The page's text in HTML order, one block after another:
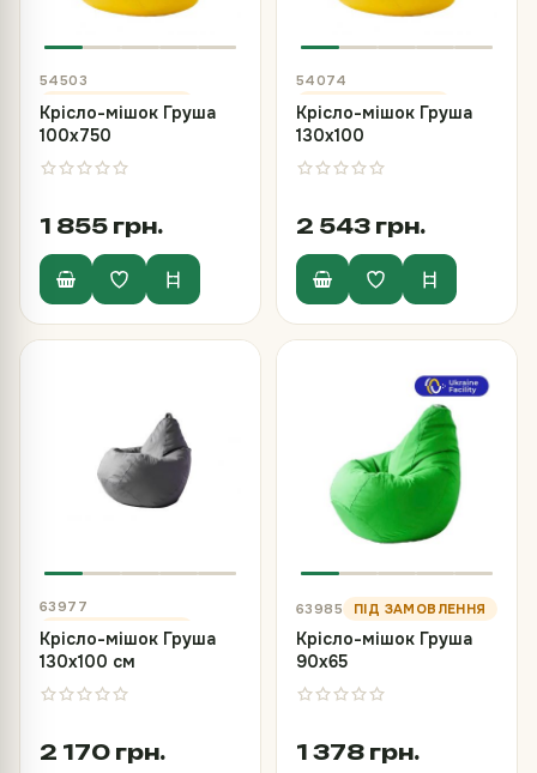
54503
Крісло-мішок Груша
100х750
1 855 грн.
54074
Крісло-мішок Груша
130х100
2 543 грн.
63977
Крісло-мішок Груша
130х100 см
2 170 грн.
63985
Крісло-мішок Груша
90х65
1 378 грн.